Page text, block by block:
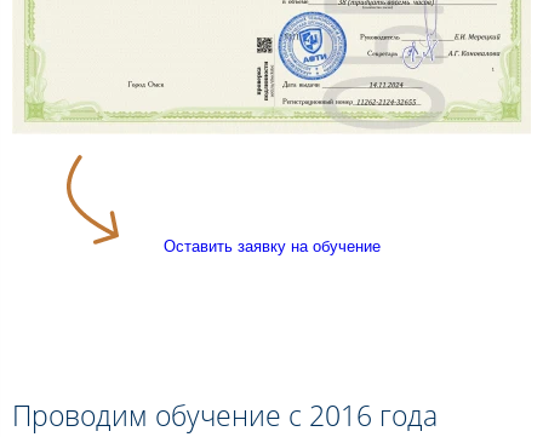
Оставить заявку на обучение
Проводим обучение с 2016 года